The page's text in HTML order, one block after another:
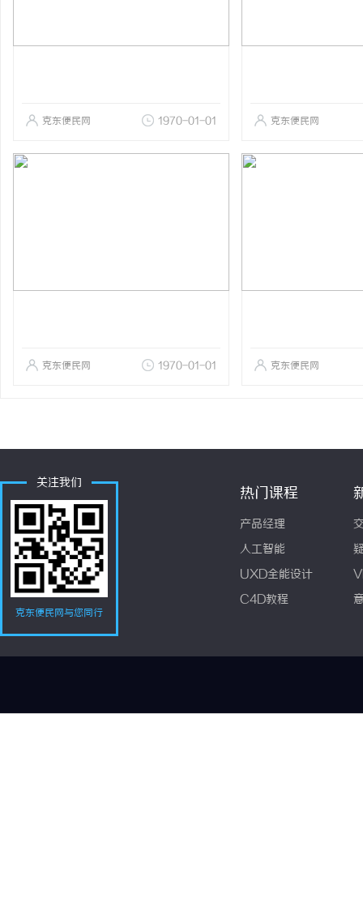
克东便民网 1970-01-01 克东便民网
克东便民网 1970-01-01 克东便民网
关注我们
克东便民网与您同行
热门课程
产品经理
人工智能
UXD全能设计
C4D教程